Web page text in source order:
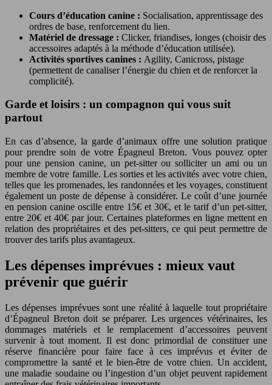
Cours d’éducation canine : Socialisation, apprentissage des
ordres de base, renforcement du lien.
Matériel de dressage : Clicker, friandises, longes (choisir des
accessoires adaptés à la méthode d’éducation utilisée).
Activités sportives canines : Agility, Canicross, pistage
(permettent de canaliser l’énergie du chien et de renforcer la
complicité).
Garde et loisirs : un compagnon qui vous suit
partout
En cas d’absence, la garde d’animaux offre une solution pratique
pour prendre soin de votre Épagneul Breton. Vous pouvez opter
pour une pension canine, un pet-sitter ou solliciter un ami ou un
membre de votre famille. Les sorties et les activités avec votre chien,
telles que les promenades, les randonnées et les voyages, constituent
également un poste de dépense à considérer. Le coût d’une journée
en pension canine oscille entre 15€ et 30€, et le tarif d’un pet-sitter,
entre 20€ et 40€ par jour. Certaines plateformes en ligne mettent en
relation des propriétaires et des pet-sitters, ce qui peut permettre de
trouver des tarifs plus avantageux.
Les dépenses imprévues : mieux vaut
prévenir que guérir
Les dépenses imprévues sont une réalité à laquelle tout propriétaire
d’Épagneul Breton doit se préparer. Les urgences vétérinaires, les
dommages matériels et le remplacement d’accessoires peuvent
survenir à tout moment. Il est donc primordial de constituer une
réserve financière pour faire face à ces imprévus et éviter de
compromettre la santé et le bien-être de votre chien. Un accident,
une maladie soudaine ou l’ingestion d’un objet peuvent rapidement